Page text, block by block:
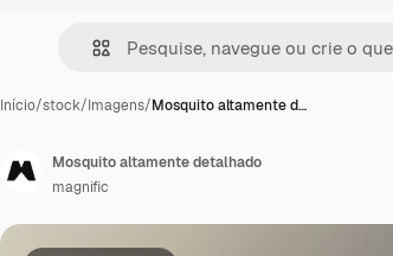
Início/stock/Imagens/Mosquito altamente d…
Mosquito altamente detalhado
magnific